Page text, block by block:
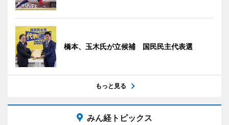
橋本、玉木氏が立候補 国民民主代表選
もっと見る
みん経トピックス